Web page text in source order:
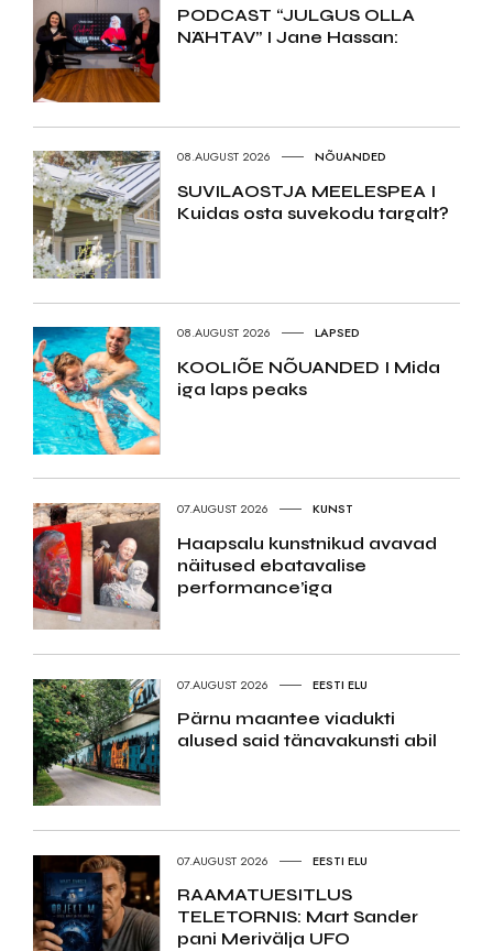
PODCAST “JULGUS OLLA
NÄHTAV” I Jane Hassan:
08.AUGUST 2026 NÕUANDED
SUVILAOSTJA MEELESPEA I
Kuidas osta suvekodu targalt?
08.AUGUST 2026 LAPSED
KOOLIÕE NÕUANDED I Mida
iga laps peaks
07.AUGUST 2026 KUNST
Haapsalu kunstnikud avavad
näitused ebatavalise
performance’iga
07.AUGUST 2026 EESTI ELU
Pärnu maantee viadukti
alused said tänavakunsti abil
07.AUGUST 2026 EESTI ELU
RAAMATUESITLUS
TELETORNIS: Mart Sander
pani Merivälja UFO